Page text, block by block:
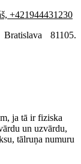
+421944431230
81105.
ja tā ir fiziska
un uzvārdu,
tālruņa numuru